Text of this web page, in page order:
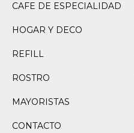
CAFE DE ESPECIALIDAD
HOGAR Y DECO
REFILL
ROSTRO
MAYORISTAS
CONTACTO